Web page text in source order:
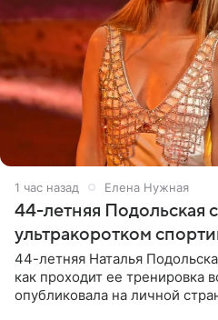
1 час назад Елена Нужная
44-летняя Подольская
ультракоротком
44-летняя Наталья
как проходит ее тренировка
опубликовала на личной